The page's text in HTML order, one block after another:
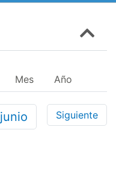
Mes Año
junio Siguiente